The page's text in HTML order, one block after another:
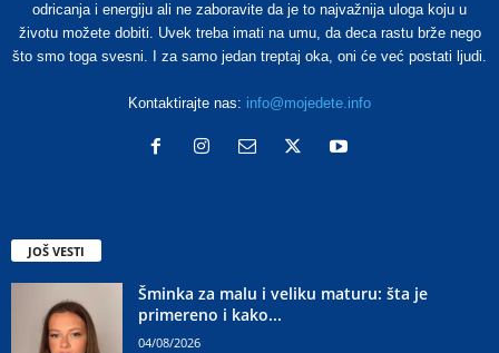
odricanja i energiju ali ne zaboravite da je to najvažnija uloga koju u
životu možete dobiti. Uvek treba imati na umu, da deca rastu brže nego
što smo toga svesni. I za samo jedan treptaj oka, oni će već postati ljudi.
Kontaktirajte nas: info@mojedete.info
JOŠ VESTI
Šminka za malu i veliku maturu: šta je
primereno i kako...
04/08/2026